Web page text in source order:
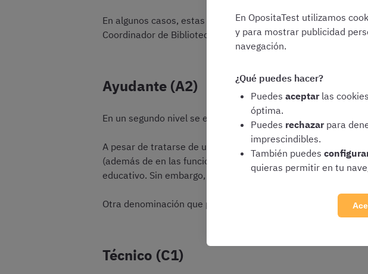
En algunos casos, estas plazas reciben también
Coordinador de Biblioteca, Bibliotecario, etc. Depende, en
Ayudante (A2)
En un segundo nivel se encuentran las plazas de Ayudantes
A pesar de tratarse de una categoría inferior a la que
(además de en las funciones y responsabilidades) en que
educativo. Sin embargo, para las plazas de A1 se requeriría
Otra denominación que pueden recibir las plazas de
Técnico (C1)
En OpositaTest utilizamos
y para mostrar publicidad
navegación.
¿Qué puedes hacer?
Puedes aceptar las
óptima.
Puedes rechazar para
imprescindibles.
También puedes
quieras permitir en tu